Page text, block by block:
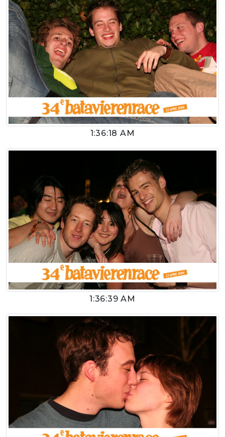
1:36:18 AM
1:36:39 AM